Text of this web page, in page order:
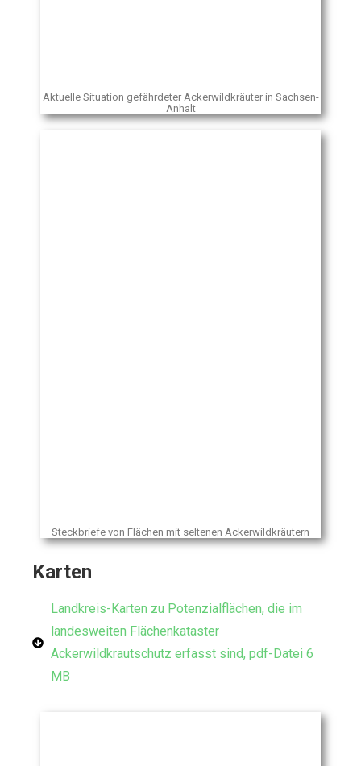
Aktuelle Situation gefährdeter Ackerwildkräuter in Sachsen-
Anhalt
Steckbriefe von Flächen mit seltenen Ackerwildkräutern
Karten
Landkreis-Karten zu Potenzialflächen, die im
landesweiten Flächenkataster
Ackerwildkrautschutz erfasst sind, pdf-Datei 6
MB